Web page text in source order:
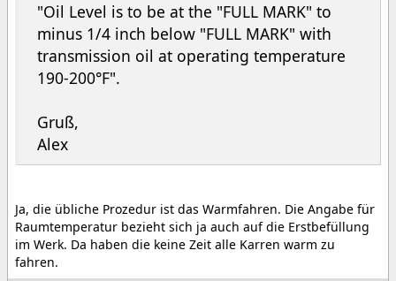
"Oil Level is to be at the "FULL MARK" to
minus 1/4 inch below "FULL MARK" with
transmission oil at operating temperature
190-200°F".
Gruß,
Alex
Ja, die übliche Prozedur ist das Warmfahren. Die Angabe für
Raumtemperatur bezieht sich ja auch auf die Erstbefüllung
im Werk. Da haben die keine Zeit alle Karren warm zu
fahren.